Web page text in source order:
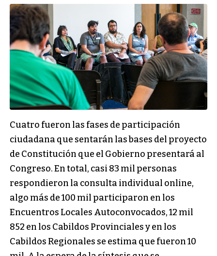
Cuatro fueron las fases de participación
ciudadana que sentarán las bases del proyecto
de Constitución que el Gobierno presentará al
Congreso. En total, casi 83 mil personas
respondieron la consulta individual online,
algo más de 100 mil participaron en los
Encuentros Locales Autoconvocados, 12 mil
852 en los Cabildos Provinciales y en los
Cabildos Regionales se estima que fueron 10